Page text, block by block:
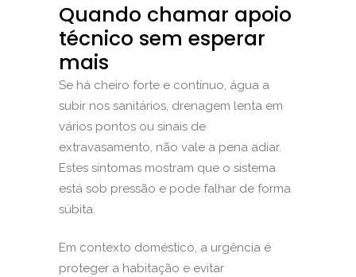
Quando chamar apoio
técnico sem esperar
mais
Se há cheiro forte e contínuo, água a
subir nos sanitários, drenagem lenta em
vários pontos ou sinais de
extravasamento, não vale a pena adiar.
Estes sintomas mostram que o sistema
está sob pressão e pode falhar de forma
súbita.
Em contexto doméstico, a urgência é
proteger a habitação e evitar